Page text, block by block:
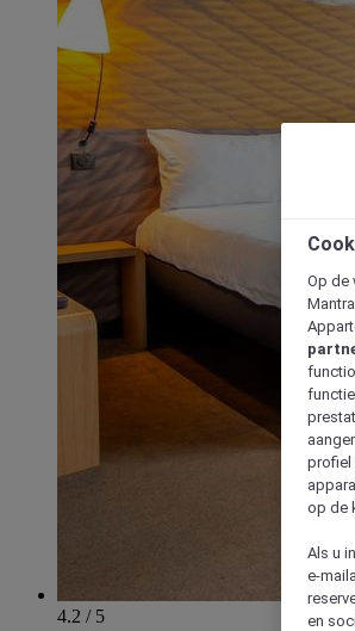
4.2 / 5
Op de
profiel
op de
Als u
e-
en